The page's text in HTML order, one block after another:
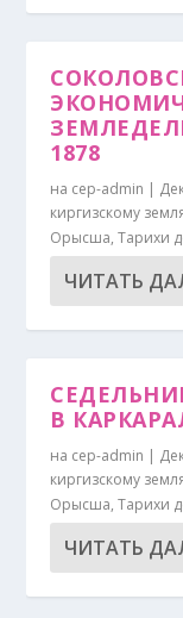
1878
на cep-admin |
киргизскому
Орысша,Тарихи
ЧИТАТЬ
В
на cep-admin |
киргизскому
Орысша,Тарихи
ЧИТАТЬ